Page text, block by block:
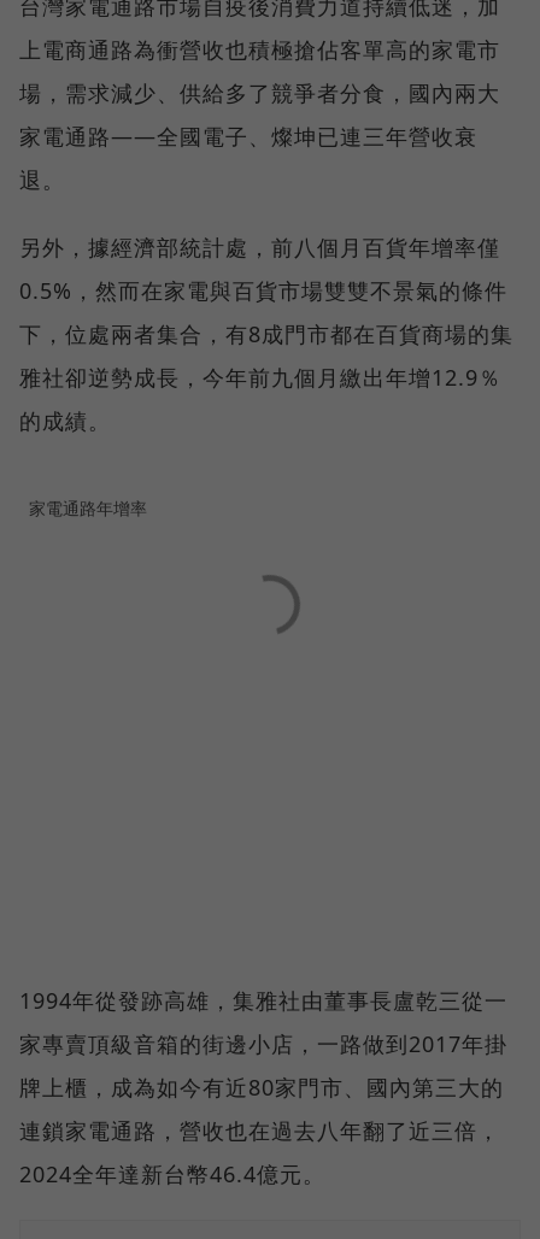
上電商通路為衝營收也積極搶佔客單高的家電市
場，需求減少、供給多了競爭者分食，國內兩大
家電通路——全國電子、燦坤已連三年營收衰
退。
另外，據經濟部統計處，前八個月百貨年增率僅
0.5%，然而在家電與百貨市場雙雙不景氣的條件
下，位處兩者集合，有8成門市都在百貨商場的集
雅社卻逆勢成長，今年前九個月繳出年增12.9％
的成績。
家電通路年增率
1994年從發跡高雄，集雅社由董事長盧乾三從一
家專賣頂級音箱的街邊小店，一路做到2017年掛
牌上櫃，成為如今有近80家門市、國內第三大的
連鎖家電通路，營收也在過去八年翻了近三倍，
2024全年達新台幣46.4億元。